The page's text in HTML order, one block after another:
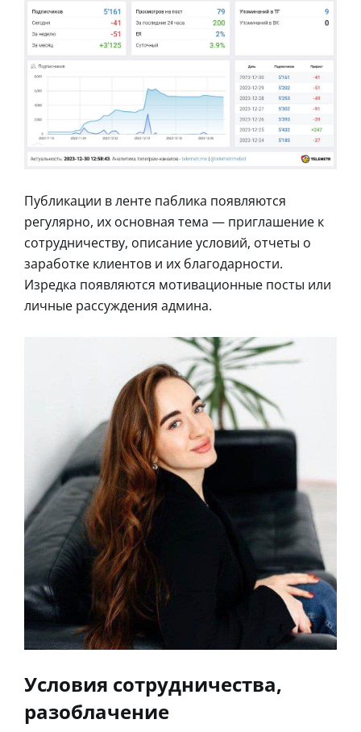
Публикации в ленте паблика появляются
регулярно, их основная тема — приглашение к
сотрудничеству, описание условий, отчеты о
заработке клиентов и их благодарности.
Изредка появляются мотивационные посты или
личные рассуждения админа.
Условия сотрудничества,
разоблачение